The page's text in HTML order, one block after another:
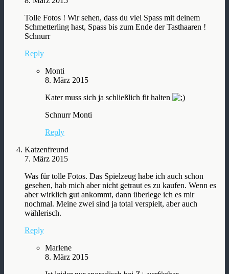
Tolle Fotos ! Wir sehen, dass du viel Spass mit deinem
Schmetterling hast, Spass bis zum Ende der Tasthaaren !
Schnurr
Reply
Monti
8. März 2015
Kater muss sich ja schließlich fit halten
Schnurr Monti
Reply
Katzenfreund
7. März 2015
Was für tolle Fotos. Das Spielzeug habe ich auch schon
gesehen, hab mich aber nicht getraut es zu kaufen. Wenn es
aber wirklich gut ankommt, dann überlege ich es mir
nochmal. Meine zwei sind ja total verspielt, aber auch
wählerisch.
Reply
Marlene
8. März 2015